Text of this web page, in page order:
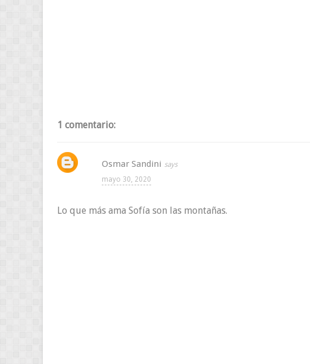
1 comentario:
Osmar Sandini
mayo 30, 2020
Lo que más ama Sofía son las montañas.